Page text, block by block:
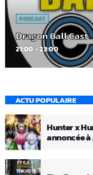
PODCAST
Dragon Ball Cast
21:00 - 23:00
ACTU POPULAIRE
Hunter x
annoncée